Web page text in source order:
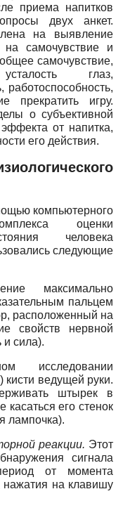
приема напитков
двух анкет.
на выявление
самочувствие и
самочувствие,
глаз,
работоспособность,
прекратить игру.
о субъективной
от напитка,
его действия.
компьютерного
оценки
человека
следующие
максимально
пальцем
расположенный на
свойств нервной
и сила).
ведущей руки.
штырек в
касаться его стенок
лампочка).
реакции. Этот
сигнала
от момента
нажатия на клавишу